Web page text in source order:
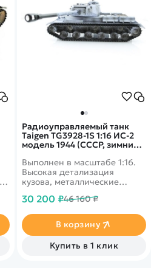
Радиоуправляемый танк
Taigen TG3928-1S 1:16 ИС-2
модель 1944 (СССР, зимний,
Выполнен в масштабе 1:16.
Высокая детализация
кузова, металлические
Поворотная башня со
дымовые и звуковые
эффекты. Оригинальная
деревянная коробка.
30 200 ₽46 160 ₽
В корзину
Купить в 1 клик